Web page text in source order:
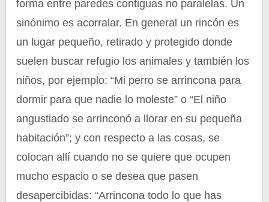
forma entre paredes contiguas no paralelas. Un
sinónimo es acorralar. En general un rincón es
un lugar pequeño, retirado y protegido donde
suelen buscar refugio los animales y también los
niños, por ejemplo: “Mi perro se arrincona para
dormir para que nadie lo moleste” o “El niño
angustiado se arrinconó a llorar en su pequeña
habitación”; y con respecto a las cosas, se
colocan allí cuando no se quiere que ocupen
mucho espacio o se desea que pasen
desapercibidas: “Arrincona todo lo que has